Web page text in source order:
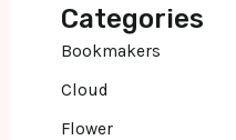
Categories
Bookmakers
Cloud
Flower